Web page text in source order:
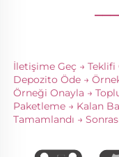
İletişime Geç →
Depozito Öde →
Örneği Onayla →
Paketleme → Kalan
Tamamlandı →